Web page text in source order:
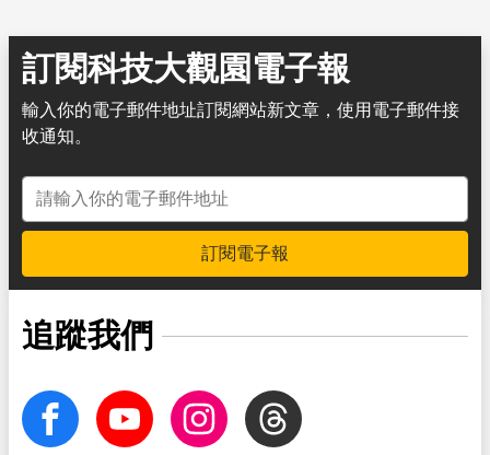
訂閱科技大觀園電子報
輸入你的電子郵件地址訂閱網站新文章，使用電子郵件接
收通知。
電子郵件地址
訂閱電子報
追蹤我們
facebook Youtube InstagramThreads